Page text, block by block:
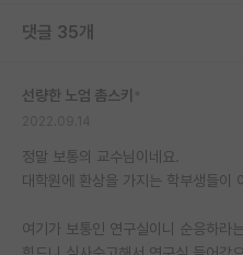
댓글 35개
선량한 노엄 촘스키
정말 보통의 교수님이네요.
대학원에 환상을 가지는 학부생들이
여기가 보통인 연구실이니 순응하라